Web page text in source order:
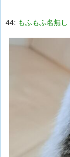
44: もふもふ名無し